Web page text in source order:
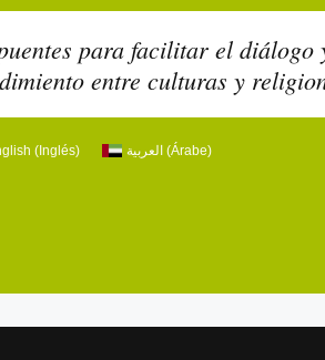
para facilitar el diálogo
entre culturas y
(Inglés) العربية (Árabe)